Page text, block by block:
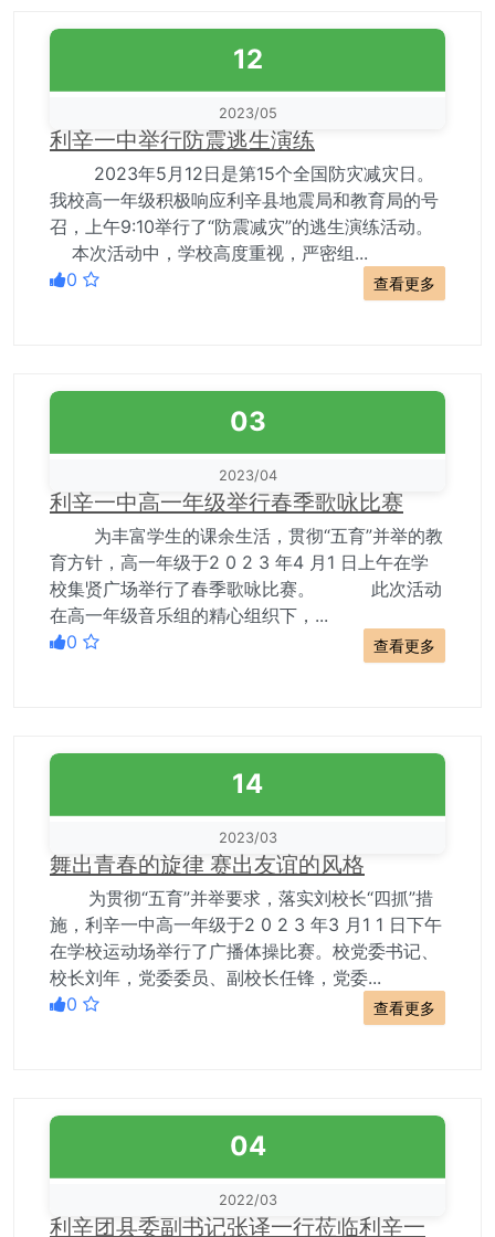
12
2023/05
利辛一中举行防震逃生演练
2023年5月12日是第15个全国防灾减灾日。
我校高一年级积极响应利辛县地震局和教育局的号
召，上午9:10举行了“防震减灾”的逃生演练活动。
本次活动中，学校高度重视，严密组...
0
查看更多
03
2023/04
利辛一中高一年级举行春季歌咏比赛
为丰富学生的课余生活，贯彻“五育”并举的教
育方针，高一年级于2 0 2 3 年4 月1 日上午在学
校集贤广场举行了春季歌咏比赛。 此次活动
在高一年级音乐组的精心组织下，...
0
查看更多
14
2023/03
舞出青春的旋律 赛出友谊的风格
为贯彻“五育”并举要求，落实刘校长“四抓”措
施，利辛一中高一年级于2 0 2 3 年3 月1 1 日下午
在学校运动场举行了广播体操比赛。校党委书记、
校长刘年，党委委员、副校长任锋，党委...
0
查看更多
04
2022/03
利辛团县委副书记张译一行莅临利辛一